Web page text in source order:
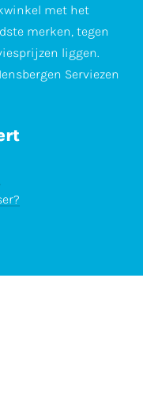
met het
merken, tegen
liggen.
Serviezen